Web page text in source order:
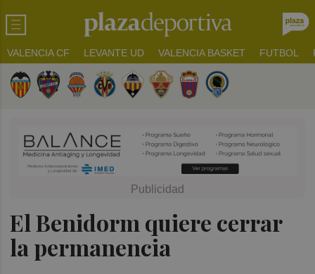
VALENCIA CF LEVANTE UD VALENCIA BASKET FUTBOL
El Benidorm quiere cerrar
la permanencia